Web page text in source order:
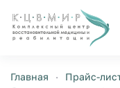
Перейти к
Главная Прайс-